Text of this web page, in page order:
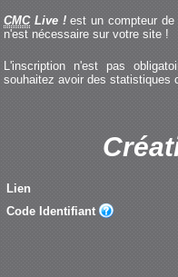
CMCLive !est un compteur de
n'est nécessaire sur votre site !
L'inscription n'est pas
souhaitez avoir des statistiques
Lien
Code Identifiant